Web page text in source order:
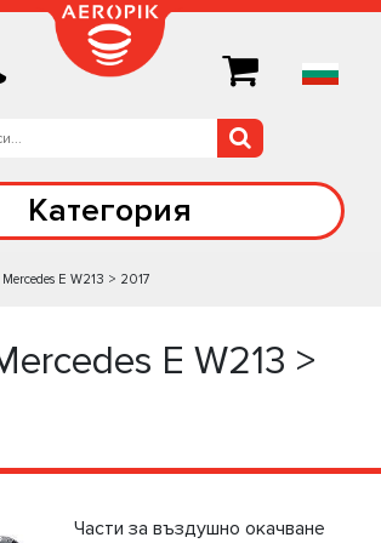
Категория
Mercedes E W213 > 2017
E W213 >
Части за въздушно окачване